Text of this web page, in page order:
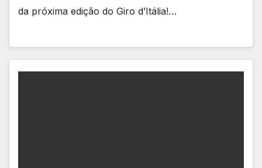
da próxima edição do Giro d’Itália!…